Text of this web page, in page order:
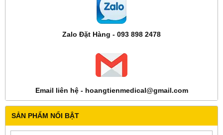
Zalo Đặt Hàng - 093 898 2478
Email liên hệ - hoangtienmedical@gmail.com
SẢN PHẨM NỔI BẬT